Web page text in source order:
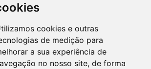
cookies e outras
de medição para
a sua experiência de
no nosso site, de forma
de pagamento deste site referem-se apenas a compras efetuadas
nesta Loja Virtual.